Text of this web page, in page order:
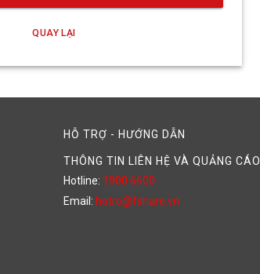
QUAY LẠI
HỖ TRỢ - HƯỚNG DẪN
THÔNG TIN LIÊN HỆ VÀ QUẢNG CÁO
Hotline: 1900 6600
Email: hotro@fshare.vn